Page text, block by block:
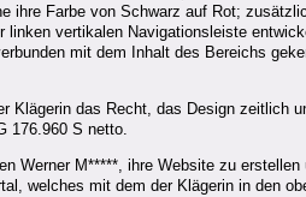
ihre Farbe von Schwarz auf Rot;
linken vertikalen Navigationsleiste
mit dem Inhalt des Bereichs
Klägerin das Recht, das Design
176.960 S netto.
Werner M*****, ihre Website zu
welches mit dem der Klägerin in den